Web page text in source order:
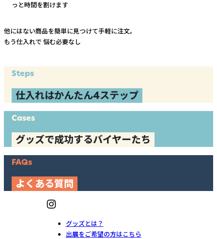
っと時間を割けます
他にはない商品を簡単に見つけて手軽に注文。
もう仕入れで 悩む必要なし
Steps
仕入れはかんたん4ステップ
Cases
グッズで成功するバイヤーたち
FAQs
よくある質問
グッズとは？
出展をご希望の方はこちら